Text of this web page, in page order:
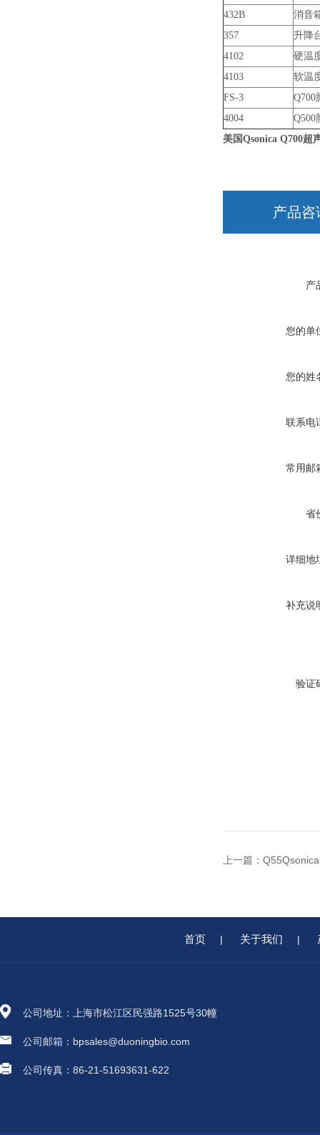
432B
消音
357
升降
4102
硬温
4103
软温
FS-3
Q700
4004
Q500
美国Qsonica Q700超
产品咨
产
您的单
您的姓
联系电
常用邮
省
详细地
补充说
验证
上一篇：
首页 | 关于我们 |
公司地址：上海市松江区民强路1525号30幢
公司邮箱：bpsales@duoningbio.com
公司传真：86-21-51693631-622